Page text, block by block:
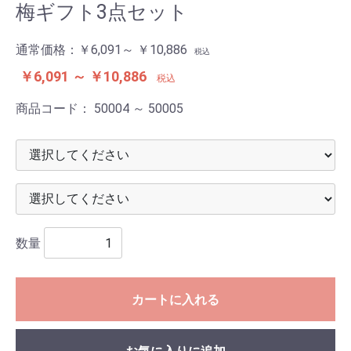
梅ギフト3点セット
通常価格： ￥6,091～ ￥10,886 税込
￥6,091 ～ ￥10,886 税込
商品コード： 50004 ～ 50005
数量
カートに入れる